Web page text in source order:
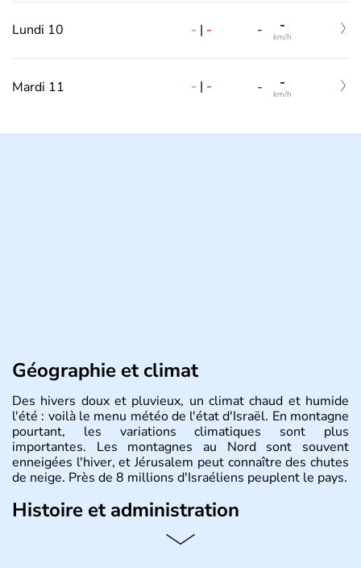
Lundi 10 - | - - -
km/h
Mardi 11 - | - - -
km/h
Géographie et climat
Des hivers doux et pluvieux, un climat chaud et humide
l'été : voilà le menu météo de l'état d'Israël. En montagne
pourtant, les variations climatiques sont plus
importantes. Les montagnes au Nord sont souvent
enneigées l'hiver, et Jérusalem peut connaître des chutes
de neige. Près de 8 millions d'Israéliens peuplent le pays.
Histoire et administration
L'Israël est un état de la partie est de la Méditerranée,